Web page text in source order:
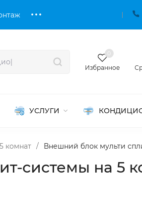
Избранное
УСЛУГИ
5 комнат / Внешний блок мульти
системы на 5